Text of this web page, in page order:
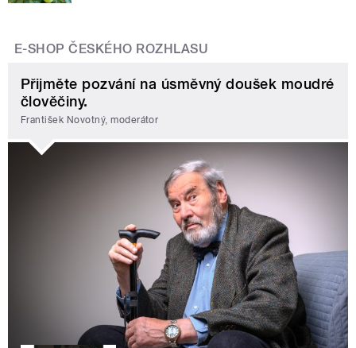
E-SHOP ČESKÉHO ROZHLASU
Přijměte pozvání na úsměvný doušek moudré
člověčiny.
František Novotný, moderátor